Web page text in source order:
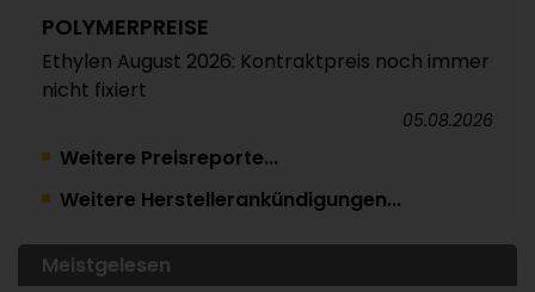
POLYMERPREISE
Ethylen August 2026: Kontraktpreis noch immer
nicht fixiert
05.08.2026
TRINSEO
Deutliche Preiserhöhungen für Polystyrol, ABS
Weitere Preisreporte...
Weitere Herstellerankündigungen...
Meistgelesen